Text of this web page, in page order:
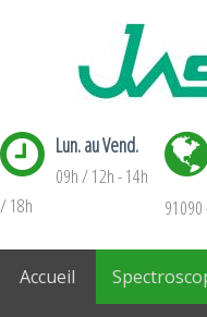
Lun. au Vend.
09h / 12h - 14h
/ 18h
91090
Accueil